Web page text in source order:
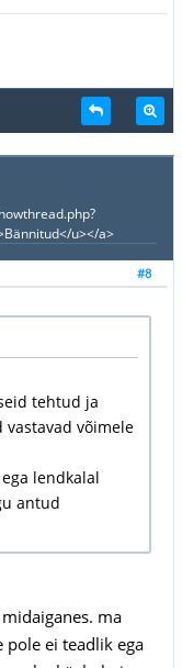
u></a>
#8
tehtud ja
võimele
lendkalal
antud
ma
ei teadlik ega